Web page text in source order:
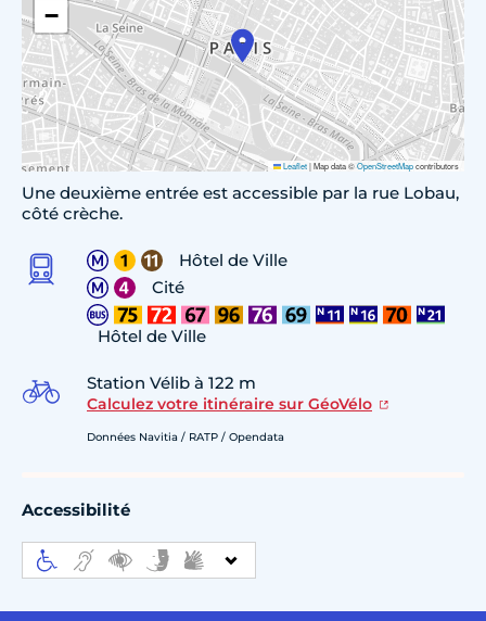
−
Leaflet|Map data ©OpenStreetMapcontributors
Une deuxième entrée est accessible par la rue Lobau,
côté crèche.
Hôtel de Ville
Cité
Hôtel de Ville
Station Vélib à 122 m
Calculez votre itinéraire sur GéoVélo
Données Navitia / RATP / Opendata
Accessibilité